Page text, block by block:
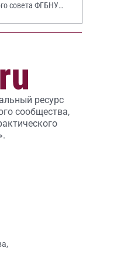
совета ФГБНУ
ресурс
сообщества,